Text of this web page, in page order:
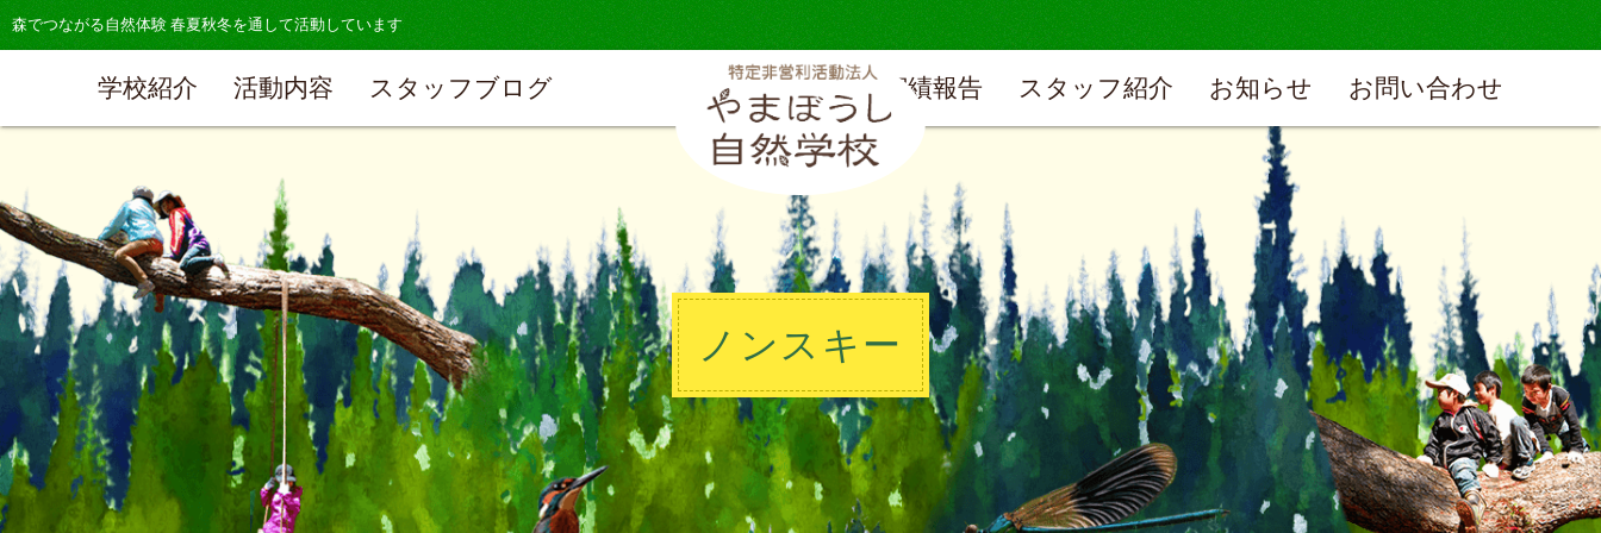
森でつながる自然体験 春夏秋冬を通して活動しています
学校紹介 活動内容 スタッフブログ 実績報告 スタッフ紹介 お知らせ お問い合わせ
ノンスキー